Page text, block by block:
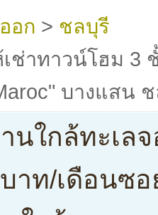
อก > ชลบุรี
เช่าทาวน์โฮม 3
บางแสน
นใกล้ทะเล
บาท/เดือนซ